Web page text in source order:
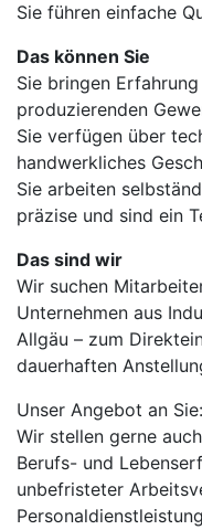
Sie führen einfache
Das können Sie
Sie bringen
produzierenden
Sie verfügen über
handwerkliches
Sie arbeiten
präzise und sind ein
Das sind wir
Wir suchen
Unternehmen aus
Allgäu – zum
dauerhaften
Unser Angebot an Sie:
Wir stellen gerne
Berufs- und
unbefristeter